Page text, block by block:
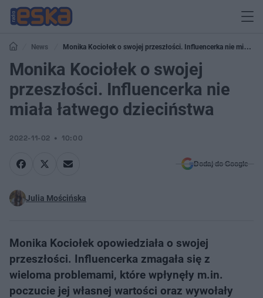
News
Monika Kociołek o swojej przeszłości. Influencerka nie miała
łatwego dzieciństwa
Monika Kociołek o swojej
przeszłości. Influencerka nie
miała łatwego dzieciństwa
2022-11-02 10:00
Dodaj do Google
Julia Mościńska
Monika Kociołek opowiedziała o swojej
przeszłości. Influencerka zmagała się z
wieloma problemami, które wpłynęły m.in.
poczucie jej własnej wartości oraz wywołały